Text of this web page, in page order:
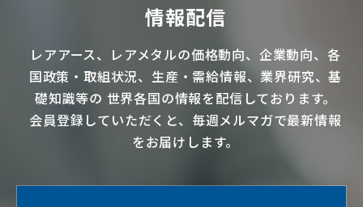
情報配信
レアアース、 レアメタルの価格動向、企業動向、各
国政策・取組状況、生産・需給情報、業界研究、基
礎知識等の 世界各国の情報を配信 しております。
会員登録していただくと、毎週メルマガで最新情報
をお届けします。